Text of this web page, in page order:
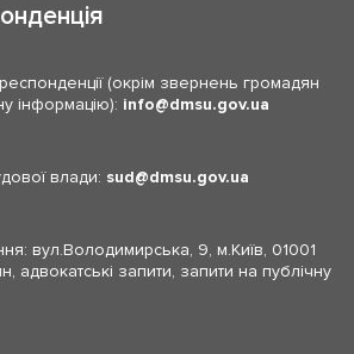
(окрім звернень громадян
інформацію): info dmsu.gov.ua
влади: sud dmsu.gov.ua
вул.Володимирська, 9, м.Київ, 01001
адвокатські запити, запити на публічну